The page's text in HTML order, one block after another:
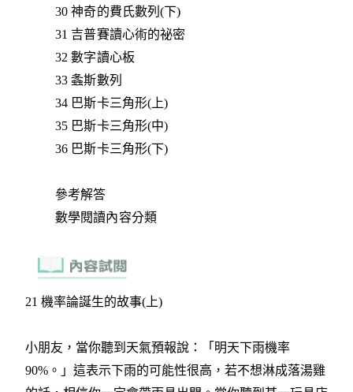
30 神奇的費氏數列(下)
31 吉普賽讀心術的祕密
32 數字讀心板
33 螽斯數列
34 巴斯卡三角形(上)
35 巴斯卡三角形(中)
36 巴斯卡三角形(下)
參考解答
數學閱讀內容分類